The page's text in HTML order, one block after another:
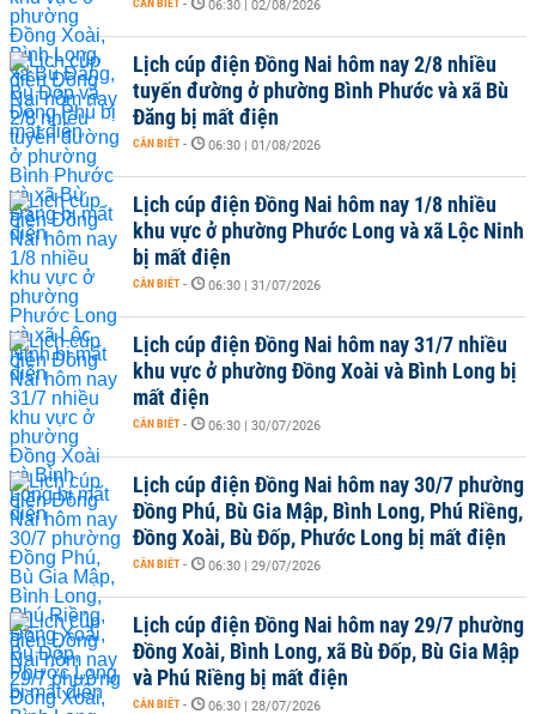
CẦN BIẾT - 06:30 | 02/08/2026
Lịch cúp điện Đồng Nai hôm nay 2/8 nhiều
tuyến đường ở phường Bình Phước và xã Bù
Đăng bị mất điện
CẦN BIẾT - 06:30 | 01/08/2026
Lịch cúp điện Đồng Nai hôm nay 1/8 nhiều
khu vực ở phường Phước Long và xã Lộc Ninh
bị mất điện
CẦN BIẾT - 06:30 | 31/07/2026
Lịch cúp điện Đồng Nai hôm nay 31/7 nhiều
khu vực ở phường Đồng Xoài và Bình Long bị
mất điện
CẦN BIẾT - 06:30 | 30/07/2026
Lịch cúp điện Đồng Nai hôm nay 30/7 phường
Đồng Phú, Bù Gia Mập, Bình Long, Phú Riềng,
Đồng Xoài, Bù Đốp, Phước Long bị mất điện
CẦN BIẾT - 06:30 | 29/07/2026
Lịch cúp điện Đồng Nai hôm nay 29/7 phường
Đồng Xoài, Bình Long, xã Bù Đốp, Bù Gia Mập
và Phú Riềng bị mất điện
CẦN BIẾT - 06:30 | 28/07/2026